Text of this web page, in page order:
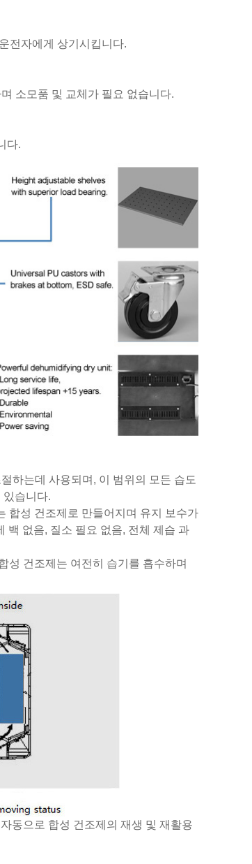
전자에게 상기시킵니다.
소모품 및 교체가 필요 없습니다.
다.
하는데 사용되며, 이 범위의 모든 습도
있습니다.
합성 건조제로 만들어지며 유지 보수가
백 없음, 질소 필요 없음, 전체 제습 과
성 건조제는 여전히 습기를 흡수하며
동으로 합성 건조제의 재생 및 재활용